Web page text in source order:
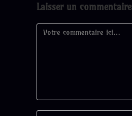
Laisser un commentaire